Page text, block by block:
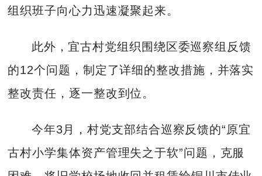
组织班子向心力迅速凝聚起来。
此外，宜古村党组织围绕区委巡察组反馈
的12个问题，制定了详细的整改措施，并落实
整改责任，逐一整改到位。
今年3月，村党支部结合巡察反馈的“原宜
古村小学集体资产管理失之于软”问题，克服